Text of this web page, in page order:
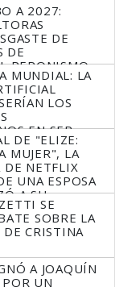
A 2027:
DE
DE
PERONISMO
MUNDIAL: LA
LOS
EN SER
DE "ELIZE:
MUJER", LA
DE NETFLIX
UNA ESPOSA
A SU
SE
SOBRE LA
CRISTINA
A JOAQUÍN
UN